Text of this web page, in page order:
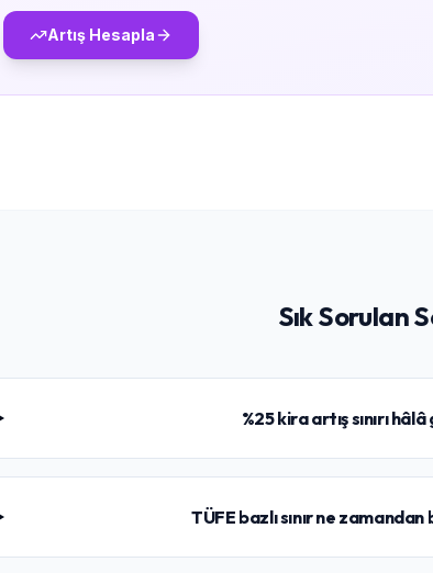
Artış Hesapla
Sık Sorulan
%25 kira artış sınırı
TÜFE bazlı sınır ne